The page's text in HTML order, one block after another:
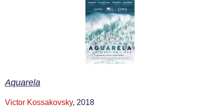
Aquarela
Victor Kossakovsky, 2018